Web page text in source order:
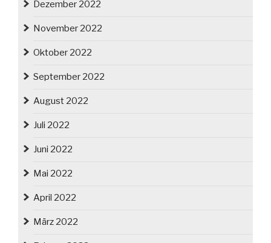
Dezember 2022
November 2022
Oktober 2022
September 2022
August 2022
Juli 2022
Juni 2022
Mai 2022
April 2022
März 2022